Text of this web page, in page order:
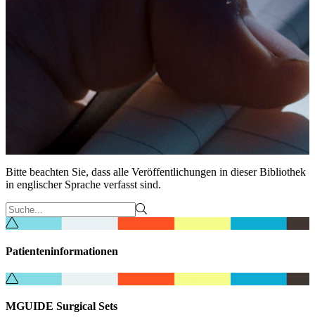
Bitte beachten Sie, dass alle Veröffentlichungen in dieser Bibliothek
in englischer Sprache verfasst sind.
Patienteninformationen
MGUIDE Surgical Sets